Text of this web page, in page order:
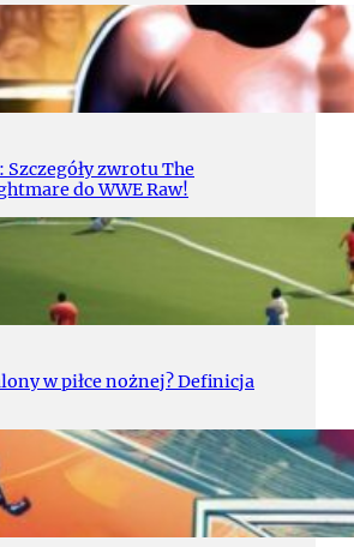
Szczegóły zwrotu The
do WWE Raw!
w piłce nożnej? Definicja